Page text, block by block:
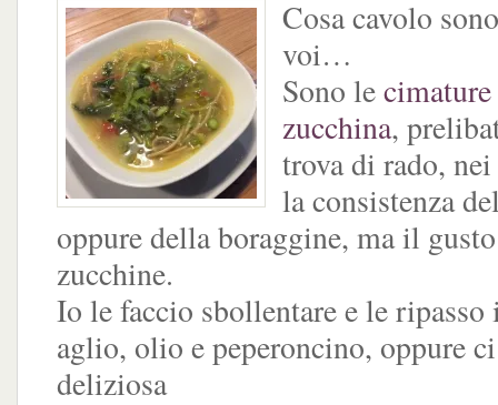
Cosa cavolo
voi…
Sono le
zucchina,
trova di rado,
la consistenza
oppure della boraggine, ma il
zucchine.
Io le faccio sbollentare e le ripasso
aglio, olio e peperoncino, oppure
deliziosa